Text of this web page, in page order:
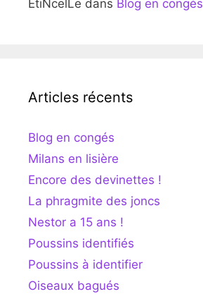
EtiNcelLe dans Blog en congés
Articles récents
Blog en congés
Milans en lisière
Encore des devinettes !
La phragmite des joncs
Nestor a 15 ans !
Poussins identifiés
Poussins à identifier
Oiseaux bagués